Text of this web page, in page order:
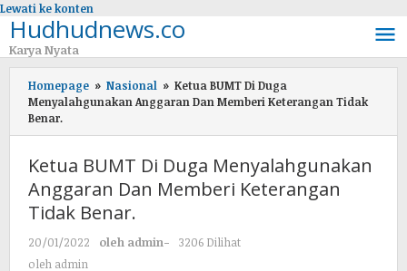
Lewati ke konten
Hudhudnews.co
Karya Nyata
Homepage » Nasional » Ketua BUMT Di Duga
Menyalahgunakan Anggaran Dan Memberi Keterangan Tidak
Benar.
Ketua BUMT Di Duga Menyalahgunakan
Anggaran Dan Memberi Keterangan
Tidak Benar.
20/01/2022 oleh admin-
3206 Dilihat
oleh admin